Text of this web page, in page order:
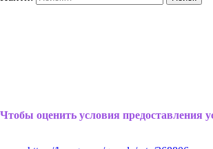
Чтобы оценить условия предоставления